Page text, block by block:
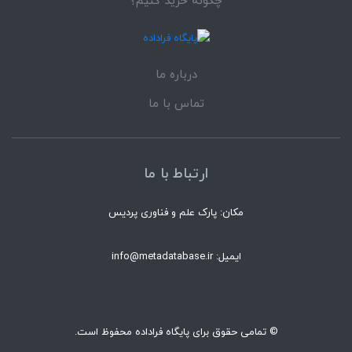
درباره ما
تماس با ما
ارتباط با ما
مکان: پارک علم و فناوری پردیس
ایمیل: info@metadatabase.ir
© تمامی حقوق برای پایگاه فراداده محفوظ است.